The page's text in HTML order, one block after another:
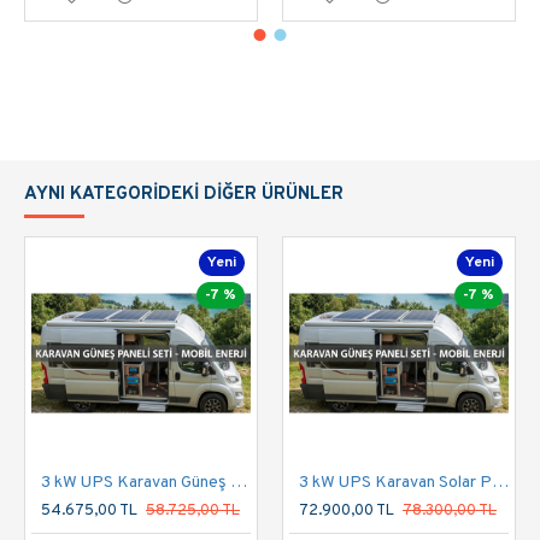
- Güneş Paneli Günlük Üretim Kapasitesi : 4 * 600 = 2400 Watt
- Lityum batarya depolama kapasitesi 25.6V * 200 Ah =
depolama kapasitesi mevcuttur.
Not: '' Sisteme ilerde ek olarak güneş paneli ve lityum batarya
eklenebilmektedir.
Tommatech 4.2 kW Hazır Solar Paket Avantajları;
Elektrik faturası ödeme derdine son verir.
Lityum Batarya sayesinde 10 yılın üzerinde kullanım ömrü
Jeneratör gürültüsü ve yakıt masrafından kurtarır.
AYNI KATEGORIDEKI DIĞER ÜRÜNLER
Yeni
-7 %
3 kW UPS Karavan Güneş Enerji Sistemi Paketi (855Wp Panel & 300Ah Depolama)
54.675,00 TL 58.725,00 TL
Yeni
-7 %
3 kW UPS Karavan Solar Paket | 200Ah Lityum & 855Wp Tommatech
72.900,00 TL 78.300,00 TL